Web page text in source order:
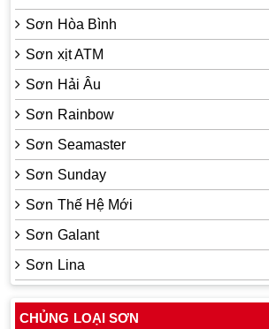
Sơn Hòa Bình
Sơn xịt ATM
Sơn Hải Âu
Sơn Rainbow
Sơn Seamaster
Sơn Sunday
Sơn Thế Hệ Mới
Sơn Galant
Sơn Lina
CHỦNG LOẠI SƠN